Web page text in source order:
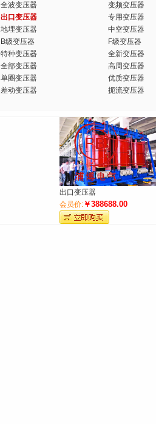
全波变压器
变频变压器
出口变压器
专用变压器
地埋变压器
中空变压器
B级变压器
F级变压器
特种变压器
全新变压器
全部变压器
高周变压器
单圈变压器
优质变压器
差动变压器
扼流变压器
出口变压器
会员价:￥388688.00